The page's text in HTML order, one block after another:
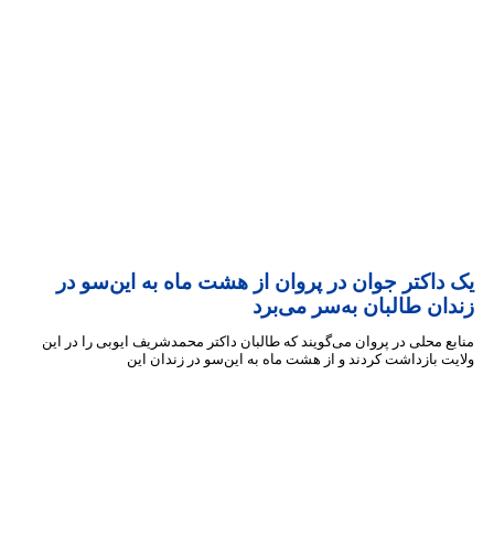
جوان در پروان از هشت ماه به این‌سو در
طالبان به‌سر می‌برد
محلی در پروان می‌گویند که طالبان داکتر محمد‌شریف ایوبی را در این
بازداشت کردند و از هشت ماه به این‌سو در زندان‌ این